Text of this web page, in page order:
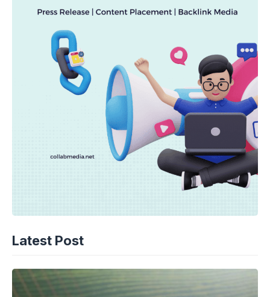
Latest Post